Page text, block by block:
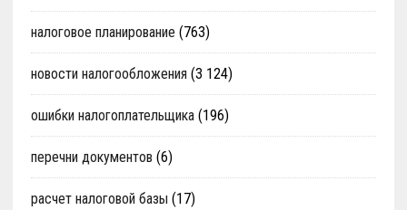
налоговое планирование (763)
новости налогообложения (3 124)
ошибки налогоплательщика(196)
перечни документов (6)
расчет налоговой базы (17)